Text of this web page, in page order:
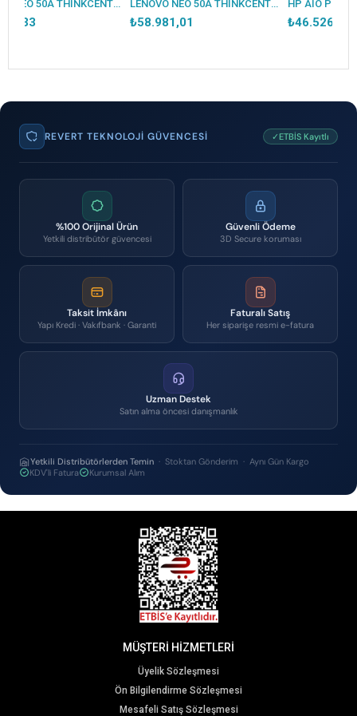
LENOVO NEO 50A THINKCENTRE 12SC004VTR CORE5 210H 16GB 512SSD 23.8 DOS AIO LENOVO NEO 50A THINKCENTRE 12SA0028TR CORE7 240H 16GB 512SSD 27 DOS AIO
₺58.981,01 ₺46.526,98
REVERT TEKNOLOJI GÜVENCESI ✓ETBİS Kayıtlı
%100 Orijinal Ürün
Yetkili distribütör güvencesi
Güvenli Ödeme
3D Secure koruması
Taksit İmkânı
Yapı Kredi · Vakıfbank · Garanti
Faturalı Satış
Her siparişe resmi e-fatura
Uzman Destek
Satın alma öncesi danışmanlık
Yetkili Distribütörlerden Temin · Stoktan Gönderim · Aynı Gün Kargo
KDV'li Fatura
Kurumsal Alım
MÜŞTERİ HİZMETLERİ
Üyelik Sözleşmesi
Ön Bilgilendirme Sözleşmesi
Mesafeli Satış Sözleşmesi